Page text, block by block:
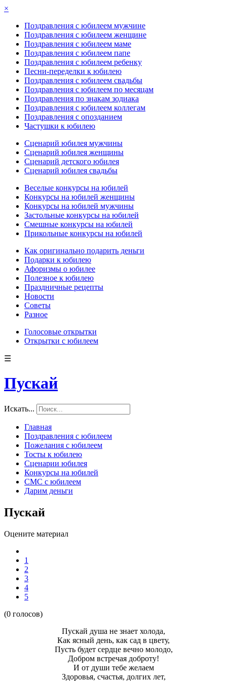
×
Поздравления с юбилеем мужчине
Поздравления с юбилеем женщине
Поздравления с юбилеем маме
Поздравления с юбилеем папе
Поздравления с юбилеем ребенку
Песни-переделки к юбилею
Поздравления с юбилеем свадьбы
Поздравления с юбилеем по месяцам
Поздравления по знакам зодиака
Поздравления с юбилеем коллегам
Поздравления с опозданием
Частушки к юбилею
Сценарий юбилея мужчины
Сценарий юбилея женщины
Сценарий детского юбилея
Сценарий юбилея свадьбы
Веселые конкурсы на юбилей
Конкурсы на юбилей женщины
Конкурсы на юбилей мужчины
Застольные конкурсы на юбилей
Смешные конкурсы на юбилей
Прикольные конкурсы на юбилей
Как оригинально подарить деньги
Подарки к юбилею
Афоризмы о юбилее
Полезное к юбилею
Праздничные рецепты
Новости
Советы
Разное
Голосовые открытки
Открытки с юбилеем
☰
Пускай
Искать...
Главная
Поздравления с юбилеем
Пожелания с юбилеем
Тосты к юбилею
Сценарии юбилея
Конкурсы на юбилей
СМС с юбилеем
Дарим деньги
Пускай
Оцените материал
1
2
3
4
5
(0 голосов)
Пускай душа не знает холода,
Как ясный день, как сад в цвету,
Пусть будет сердце вечно молодо,
Добром встречая доброту!
И от души тебе желаем
Здоровья, счастья, долгих лет,